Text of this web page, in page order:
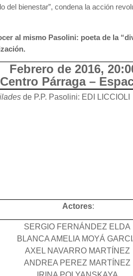
del bienestar”, condena la acción
al mismo Pasolini: poeta de la
Febrero de 2016,
Centro Párraga –
de P.P. Pasolini: EDI LICCIOLI
Actores:
SERGIO FERNÁNDEZ ELDA
BLANCA AMELIA MOYÁ
AXEL NAVARRO MARTÍNEZ
ANDREA PEREZ MARTÍNEZ